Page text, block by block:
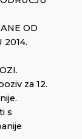
OD
2014.
za 12.
s